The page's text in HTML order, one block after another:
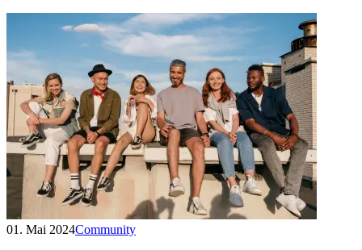
01. Mai 2024Community